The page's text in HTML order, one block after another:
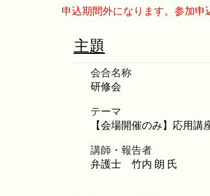
申込期間外になります。参加申
主題
会合名称
テーマ
講師・報告者